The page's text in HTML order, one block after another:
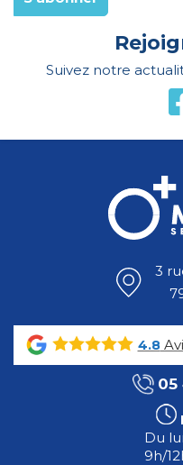
Suivez notre
3
4.8
05
Du
9h/